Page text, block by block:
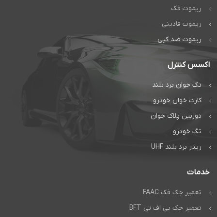
کارشناسان دژآک تماس بگیرید و از
بهره ببریدچت مستقیم در واتس
اپ
است
راهبند و درب
اتوماتیک دژآک
تماس مستقیم
ریموت فک
ریموت فادینی
ریموت ضد کپی
اکسس کنترل
تگ خوان برد بلند
کارت خوان خودرو
دوربین پلاک خوان
تگ خودرو
ریدر برد بلند UHF
خدمات
تعمیر جک فک FAAC
تعمیر جک بی اف تی BFT